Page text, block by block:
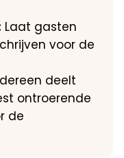
Laat gasten
voor de
deelt
ontroerende
de